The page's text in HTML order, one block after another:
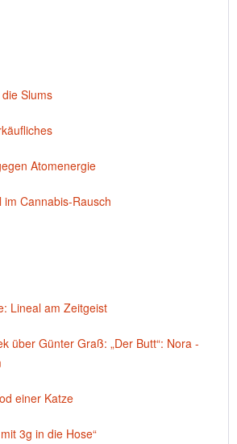
Slums
Atomenergie
im Cannabis-Rausch
Lineal am Zeitgeist
über Günter Graß: „Der Butt“: Nora -
einer Katze
3g in die Hose“